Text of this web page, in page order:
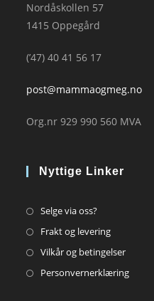
Nordåskollen 57
1415 Oppegård
(’47) 40 41 56 17
post@mammaogmeg.no
Org.nr 929 990 560 MVA
Nyttige Linker
Selge via oss?Opens
in
tab
Frakt og leveringOpens
in
Vilkår og betingelserOpens
in
PersonvernerklæringOpens